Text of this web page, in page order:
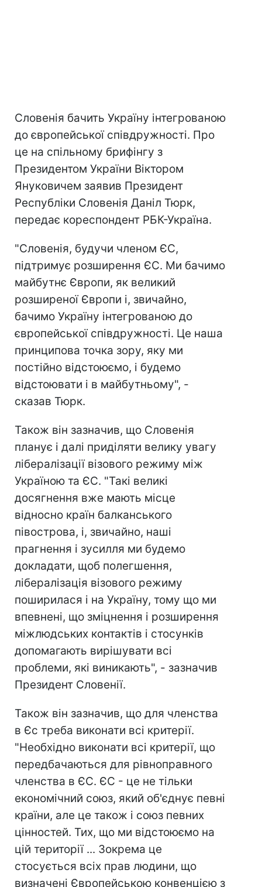
Словенія бачить Україну інтегрованою
до європейської співдружності. Про
це на спільному брифінгу з
Президентом України Віктором
Януковичем заявив Президент
Республіки Словенія Даніл Тюрк,
передає кореспондент РБК-Україна.
"Словенія, будучи членом ЄС,
підтримує розширення ЄС. Ми бачимо
майбутнє Європи, як великий
розширеної Європи і, звичайно,
бачимо Україну інтегрованою до
європейської співдружності. Це наша
принципова точка зору, яку ми
постійно відстоюємо, і будемо
відстоювати і в майбутньому", -
сказав Тюрк.
Також він зазначив, що Словенія
планує і далі приділяти велику увагу
лібералізації візового режиму між
Україною та ЄС. "Такі великі
досягнення вже мають місце
відносно країн балканського
півострова, і, звичайно, наші
прагнення і зусилля ми будемо
докладати, щоб полегшення,
лібералізація візового режиму
поширилася і на Україну, тому що ми
впевнені, що зміцнення і розширення
міжлюдських контактів і стосунків
допомагають вирішувати всі
проблеми, які виникають", - зазначив
Президент Словенії.
Також він зазначив, що для членства
в Єс треба виконати всі критерії.
"Необхідно виконати всі критерії, що
передбачаються для рівноправного
членства в ЄС. ЄС - це не тільки
економічний союз, який об'єднує певні
країни, але це також і союз певних
цінностей. Тих, що ми відстоюємо на
цій території ... Зокрема це
стосується всіх прав людини, що
визначені Європейською конвенцією з